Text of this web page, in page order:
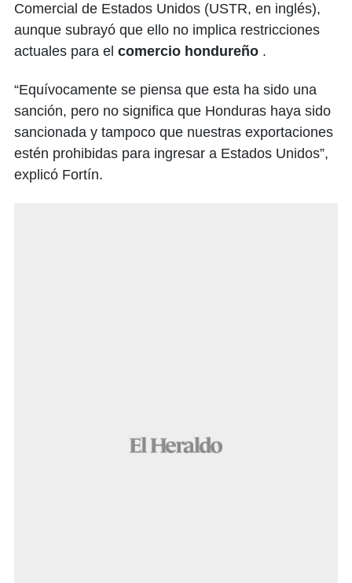
Comercial de Estados Unidos (USTR, en inglés),
aunque subrayó que ello no implica restricciones
actuales para el comercio hondureño .
“Equívocamente se piensa que esta ha sido una
sanción, pero no significa que Honduras haya sido
sancionada y tampoco que nuestras exportaciones
estén prohibidas para ingresar a Estados Unidos”,
explicó Fortín.